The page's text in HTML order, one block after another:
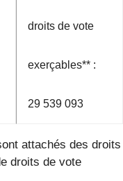
droits de vote
exerçables** :
29 539 093
attachés des droits
droits de vote